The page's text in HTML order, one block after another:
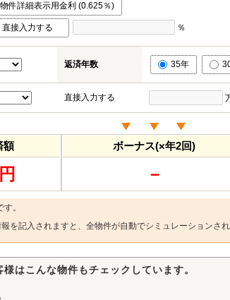
物件詳細表示用金利 (0.625％)
直接入力する ％
返済年数 35年
直接入力する
額 ボーナス(×年2回)
－
。
を記入されますと、全物件が自動でシミュレーションさ
はこんな物件もチェックしています。